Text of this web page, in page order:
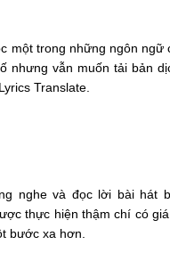
một trong những ngôn ngữ
nhưng vẫn muốn tải bản
Translate.
nghe và đọc lời bài hát
thực hiện thậm chí có
bước xa hơn.